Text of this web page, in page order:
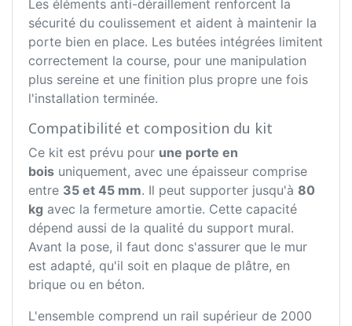
Les éléments anti-déraillement renforcent la
sécurité du coulissement et aident à maintenir la
porte bien en place. Les butées intégrées limitent
correctement la course, pour une manipulation
plus sereine et une finition plus propre une fois
l'installation terminée.
Compatibilité et composition du kit
Ce kit est prévu pour une porte en
bois uniquement, avec une épaisseur comprise
entre 35 et 45 mm. Il peut supporter jusqu'à 80
kg avec la fermeture amortie. Cette capacité
dépend aussi de la qualité du support mural.
Avant la pose, il faut donc s'assurer que le mur
est adapté, qu'il soit en plaque de plâtre, en
brique ou en béton.
L'ensemble comprend un rail supérieur de 2000